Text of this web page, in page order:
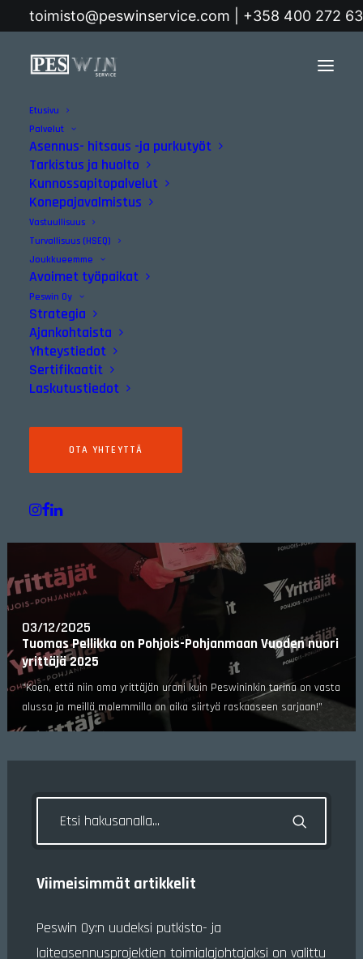
toimisto@peswinservice.com | +358 400 272
Etusivu
Palvelut
Asennus- hitsaus -ja purkutyöt
Tarkistus ja huolto
Kunnossapitopalvelut
Konepajavalmistus
Vastuullisuus
Turvallisuus (HSEQ)
Joukkueemme
Avoimet työpaikat
Peswin Oy
Strategia
Ajankohtaista
Yhteystiedot
Sertifikaatit
Laskutustiedot
OTA YHTEYTTÄ
Etusivu
nuori yrittäjä
03/12/2025
Tuomas Pellikka on Pohjois-Pohjanmaan Vuoden nuori
yrittäjä 2025
"Koen, että niin oma yrittäjän urani kuin Peswininkin tarina on vasta
alussa ja meillä molemmilla on aika siirtyä raskaaseen sarjaan!”
Viimeisimmät artikkelit
Peswin Oy:n uudeksi putkisto- ja
laiteasennusprojektien toimialajohtajaksi on valittu